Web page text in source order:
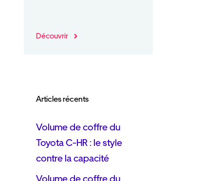
Découvrir
Articles récents
Volume de coffre du
Toyota C-HR : le style
contre la capacité
Volume de coffre du